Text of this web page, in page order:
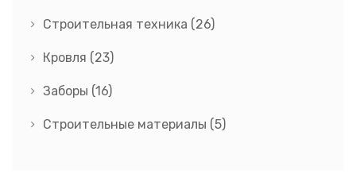
Строительная техника (26)
Кровля (23)
Заборы (16)
Строительные материалы (5)